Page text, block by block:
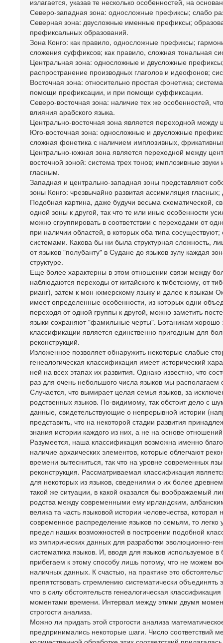
излагается, указав те несколько особенностей, на
Северо-западная зона: односложные префиксы; слабо
Северная зона: двусложные именные префиксы;
префиксальных образований.
Зона Конго: как правило, односложные префиксы;
сложения суффиксов; как правило, сложная тональная
Центральная зона: односложные и двусложные
распространение производных глаголов и идеофонов;
Восточная зона: относительно простая фонетика;
помощи префиксации, и при помощи суффиксации.
Северо-восточная зона: наличие тех же особенностей,
влияния арабского языка.
Центрально-восточная зона является переходной между
Юго-восточная зона: односложные и двусложные
сложная фонетика с наличием имплозивных,
Центрально-южная зона является переходной между
восточной зоной: система трех тонов; имплозивные
гласным.
Западная и центрально-западная зоны представляют
зоны Конго: чрезвычайно развитая ассимиляция
Подобная картина, даже будучи весьма схематической,
одной зоны к другой, так что те или иные особенности
можно сгруппировать в соответствии с переходами от
при наличии областей, в которых оба типа
системами. Какова бы ни была структурная сложность,
от языков "полубанту" в Судане до языков зулу каждая
структуре.
Еще более характерны в этом отношении связи между
наблюдаются переходы от китайского к тибетскому, от
рианг), затем к мон-кхмерскому языку и далее к языкам
имеет определенные особенности, из которых одни
переходя от одной группы к другой, можно заметить
языки сохраняют "фамильные черты". Ботаникам хорошо
классификации является единственно пригодным для
реконструкций.
Изложенное позволяет обнаружить некоторые слабые
генеалогическая классификация имеет исторический
ней на всех этапах их развития. Однако известно, что
раз для очень небольшого числа языков мы
Случается, что вымирает целая семья языков, за
родственных языков. По-видимому, так обстоит дело с
данные, свидетельствующие о непрерывной истории
представить, что на некоторой стадии развития
знания истории каждого из них, а не на основе
Разумеется, наша классификация возможна именно
наличие архаических элементов, которые облегчают
времени вытесниться, так что на уровне современных
реконструкция. Рассматриваемая классификация
для некоторых из языков, сведениями о их более
такой же ситуации, в какой оказался бы воображаемый
родства между современными ему ирландским,
велика та часть языковой истории человечества,
современное распределение языков по семьям, то легко
предел наших возможностей в построении подобной
из эмпирических данных для разработки эволюционно-
систематика языков. И, вводя для языков используемое
прибегаем к этому способу лишь потому, что не можем
наличных данных. К счастью, на практике это
препятствовать стремлению систематически
что в силу обстоятельств генеалогическая
моментами времени. Интервал между этими двумя
строгости анализа.
Можно ли придать этой строгости анализа
предпринимались некоторые шаги. Число соответствий